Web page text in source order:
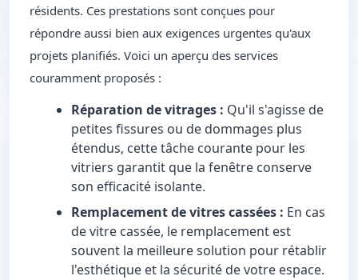
résidents. Ces prestations sont conçues pour
répondre aussi bien aux exigences urgentes qu'aux
projets planifiés. Voici un aperçu des services
couramment proposés :
Réparation de vitrages : Qu'il s'agisse de
petites fissures ou de dommages plus
étendus, cette tâche courante pour les
vitriers garantit que la fenêtre conserve
son efficacité isolante.
Remplacement de vitres cassées : En cas
de vitre cassée, le remplacement est
souvent la meilleure solution pour rétablir
l'esthétique et la sécurité de votre espace.